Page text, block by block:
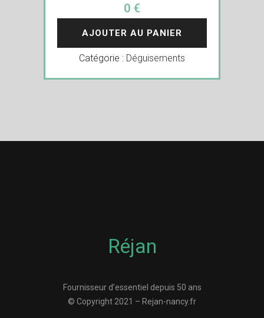
0 €
AJOUTER AU PANIER
Catégorie : Déguisements
Réjan
Fournisseur d’essentiel depuis 50 ans
© Copyright 2021 – Rejan-nancy.fr